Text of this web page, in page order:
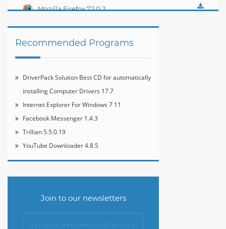
Mozilla Firefox 72.0.2
Recommended Programs
DriverPack Solution Best CD for automatically
installing Computer Drivers 17.7
Internet Explorer For Windows 7 11
Facebook Messenger 1.4.3
Trillian 5.5.0.19
YouTube Downloader 4.8.5
Join to our newsletters